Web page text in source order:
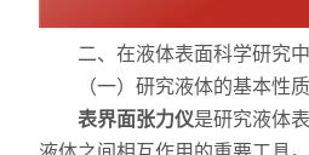
二、在液体表面科学研究中
（一）研究液体的基本性质
表界面张力仪是研究液体